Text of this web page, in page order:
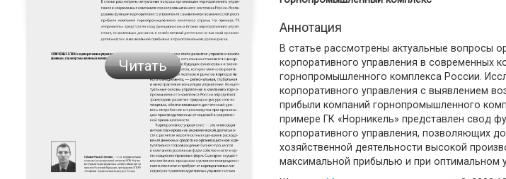
Читать
Аннотация
В статье рассмотрены актуальные вопросы
корпоративного управления в современных
горнопромышленного комплекса России.
корпоративного управления с выявлением
прибыли компаний горнопромышленного
примере ГК «Норникель» представлен свод
корпоративного управления, позволяющих
хозяйственной деятельности высокой
максимальной прибылью и при оптимальном